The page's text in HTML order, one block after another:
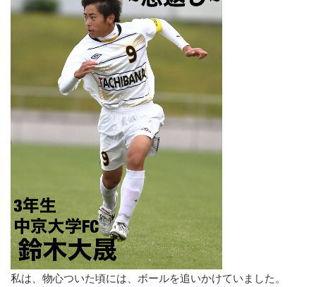
私は、物心ついた頃には、ボールを追いかけていました。